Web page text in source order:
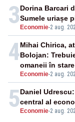
3 Economie-2 aug.
Dorina Barcari
Sumele uriașe
4
Economie-2 aug.
Mihai Chirica,
Bolojan:
omaneii în
5 Economie-2 aug.
Daniel
central al